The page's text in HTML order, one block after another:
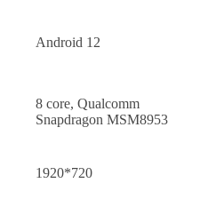
Android 12
8 core, Qualcomm
Snapdragon MSM8953
1920*720